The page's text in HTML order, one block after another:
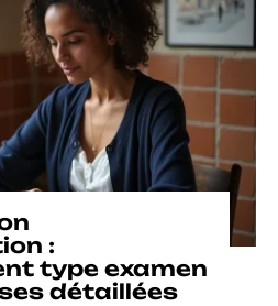
:
type examen
détaillées